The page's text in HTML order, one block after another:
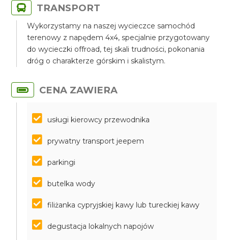
TRANSPORT
Wykorzystamy na naszej wycieczce samochód
terenowy z napędem 4x4, specjalnie przygotowany
do wycieczki offroad, tej skali trudności, pokonania
dróg o charakterze górskim i skalistym.
CENA ZAWIERA
usługi kierowcy przewodnika
prywatny transport jeepem
parkingi
butelka wody
filiżanka cypryjskiej kawy lub tureckiej kawy
degustacja lokalnych napojów